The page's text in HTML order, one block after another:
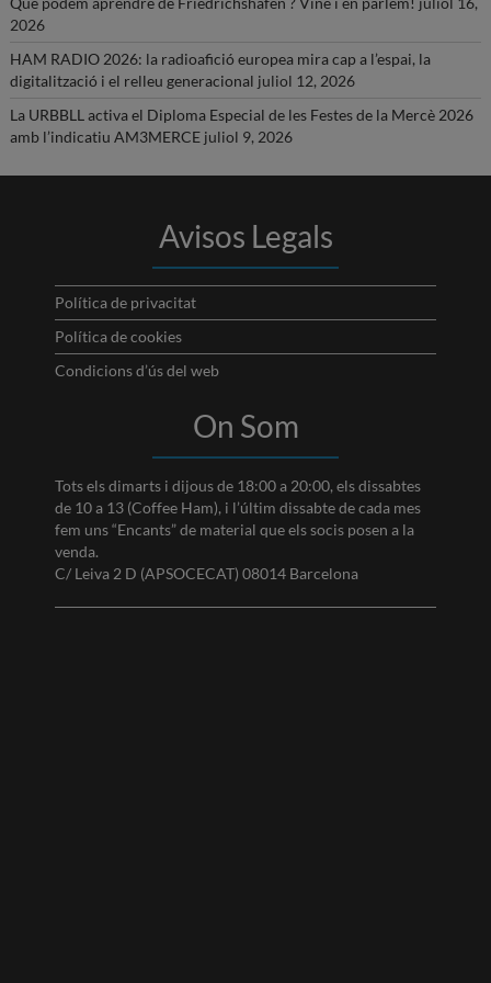
2026
HAM RADIO 2026: la radioafició europea mira cap a l’espai, la
digitalització i el relleu generacional juliol 12, 2026
La URBBLL activa el Diploma Especial de les Festes de la Mercè 2026
amb l’indicatiu AM3MERCE juliol 9, 2026
Avisos Legals
Política de privacitat
Política de cookies
Condicions d’ús del web
On Som
Tots els dimarts i dijous de 18:00 a 20:00, els dissabtes
de 10 a 13 (Coffee Ham), i l’últim dissabte de cada mes
fem uns “Encants” de material que els socis posen a la
venda.
C/ Leiva 2 D (APSOCECAT) 08014 Barcelona